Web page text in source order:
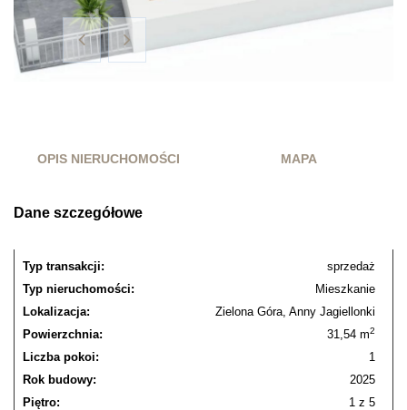
OPIS NIERUCHOMOŚCI MAPA
Dane szczegółowe
Typ transakcji:
sprzedaż
Typ nieruchomości:
Mieszkanie
Lokalizacja:
Zielona Góra, Anny Jagiellonki
Powierzchnia:
31,54 m2
Liczba pokoi:
1
Rok budowy:
2025
Piętro:
1 z 5